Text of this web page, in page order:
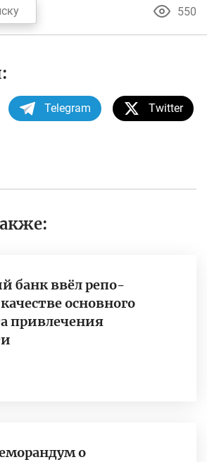
550
Telegram Twitter
банк ввёл репо-
основного
привлечения
о